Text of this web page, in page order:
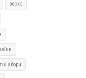
зесхо
збори